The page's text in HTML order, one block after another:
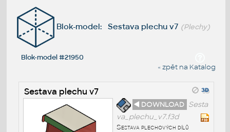
Blok-model: Sestava plechu v7 (Plechy)
Blok-model #21950
« zpět na Katalog
Sestava plechu v7
◄ DOWNLOAD Sesta
va_plechu_v7.f3d
Sestava plechových dílů